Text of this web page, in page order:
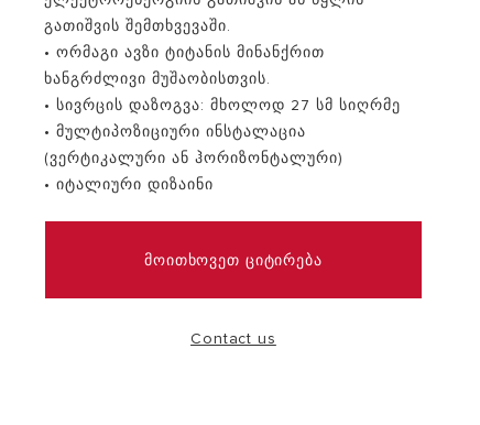
VISIT
გათიშვის შემთხვევაში.
• ორმაგი ავზი ტიტანის მინანქრით
ხანგრძლივი მუშაობისთვის.
• სივრცის დაზოგვა: მხოლოდ 27 სმ სიღრმე
• მულტიპოზიციური ინსტალაცია
(ვერტიკალური ან ჰორიზონტალური)
• იტალიური დიზაინი
ᲛᲝᲘᲗᲮᲝᲕᲔᲗ ᲪᲘᲢᲘᲠᲔᲑᲐ
Contact us